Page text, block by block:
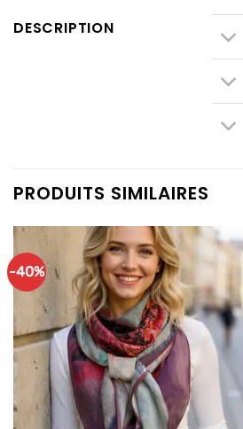
DESCRIPTION
PRODUITS SIMILAIRES
-40%